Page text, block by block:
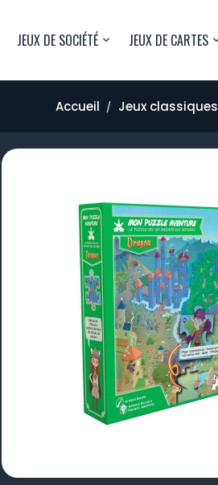
JEUX DE SOCIÉTÉ JEUX DE CARTES
Accueil Jeux classiques